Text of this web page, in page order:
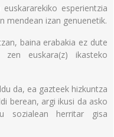
esperientzia
mendean izan genuenetik.
baina erabakia ez dute
euskara(z) ikasteko
da, ea gazteek hizkuntza
berean, argi ikusi da asko
sozialean herritar gisa